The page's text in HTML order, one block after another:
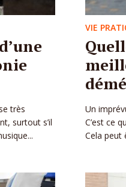
très
surtout s’il
VIE
Un
C’est ce
Cela peut